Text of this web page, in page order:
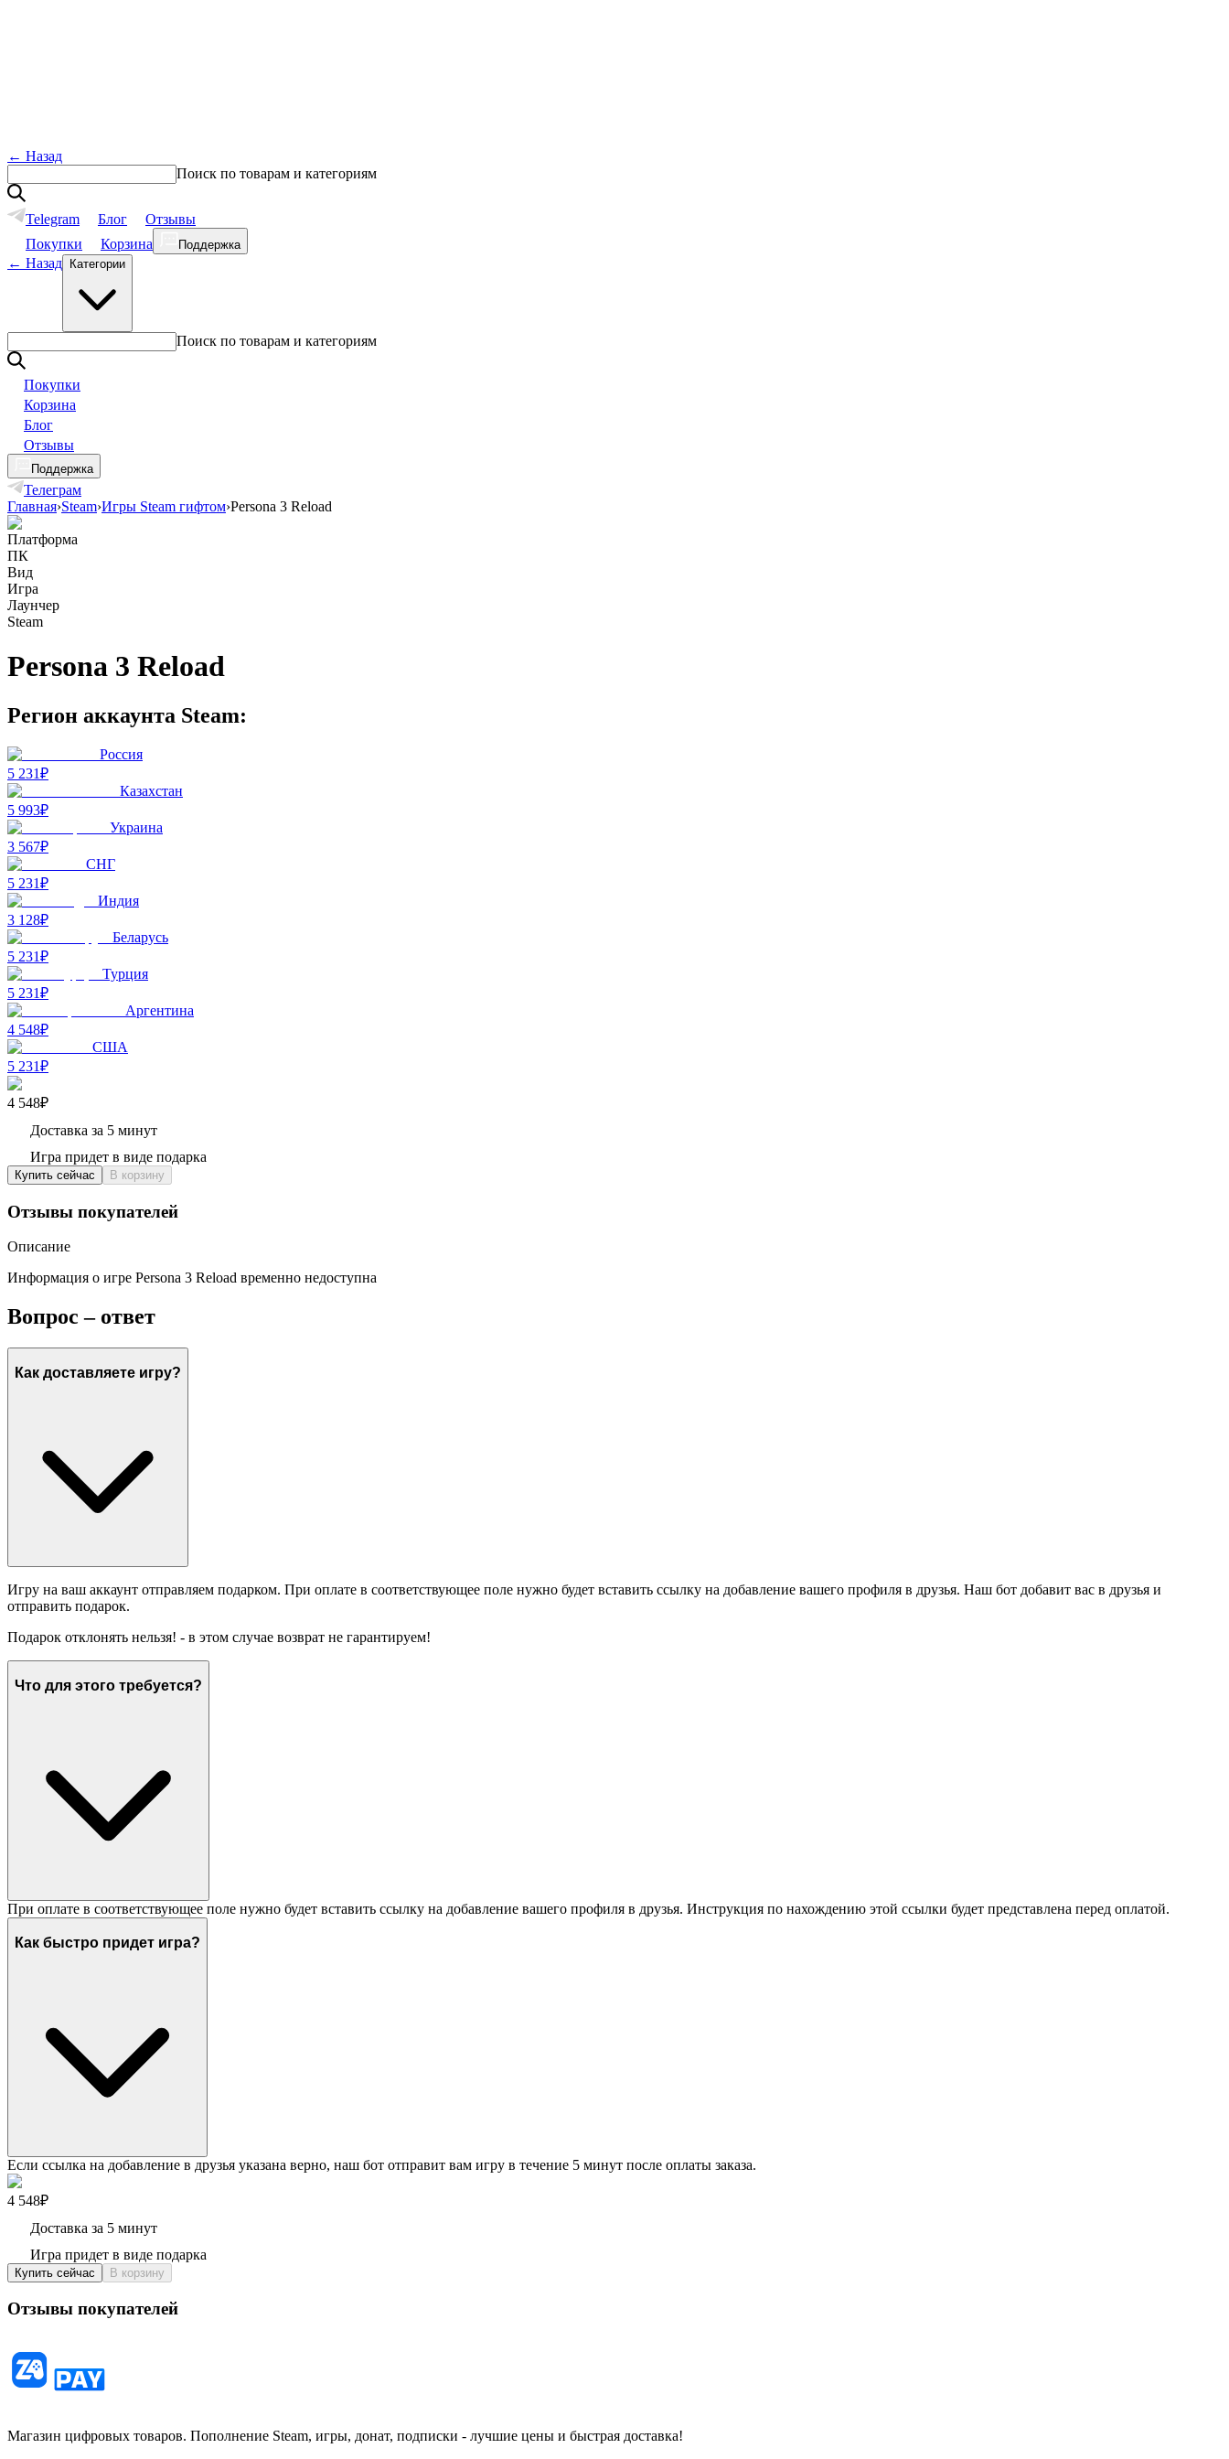
← Назад
Поиск по товарам и категориям
Telegram Блог
Отзывы
Покупки
Корзина Поддержка
← Назад Категории
Поиск по товарам и категориям
Покупки
Корзина
Блог
Отзывы
Поддержка
Телеграм
Главная›Steam›Игры Steam гифтом›Persona 3 Reload
Платформа
ПК
Вид
Игра
Лаунчер
Steam
Persona 3 Reload
Регион аккаунта Steam:
Россия
5 231₽
Казахстан
5 993₽
Украина
3 567₽
СНГ
5 231₽
Индия
3 128₽
Беларусь
5 231₽
Турция
5 231₽
Аргентина
4 548₽
США
5 231₽
4 548₽
Доставка за 5 минут
Игра придет в виде подарка
Купить сейчас В корзину
Отзывы покупателей
Описание
Информация о игре Persona 3 Reload временно недоступна
Вопрос – ответ
Как доставляете игру?
Игру на ваш аккаунт отправляем подарком. При оплате в соответствующее поле нужно будет вставить ссылку на добавление вашего профиля в друзья. Наш бот добавит вас в друзья и
отправить подарок.
Подарок отклонять нельзя! - в этом случае возврат не гарантируем!
Что для этого требуется?
При оплате в соответствующее поле нужно будет вставить ссылку на добавление вашего профиля в друзья. Инструкция по нахождению этой ссылки будет представлена перед оплатой.
Как быстро придет игра?
Если ссылка на добавление в друзья указана верно, наш бот отправит вам игру в течение 5 минут после оплаты заказа.
4 548₽
Доставка за 5 минут
Игра придет в виде подарка
Купить сейчас В корзину
Отзывы покупателей
Магазин цифровых товаров. Пополнение Steam, игры, донат, подписки - лучшие цены и быстрая доставка!